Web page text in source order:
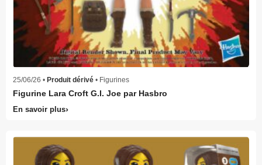
25/06/26 • Produit dérivé • Figurines
Figurine Lara Croft G.I. Joe par Hasbro
En savoir plus